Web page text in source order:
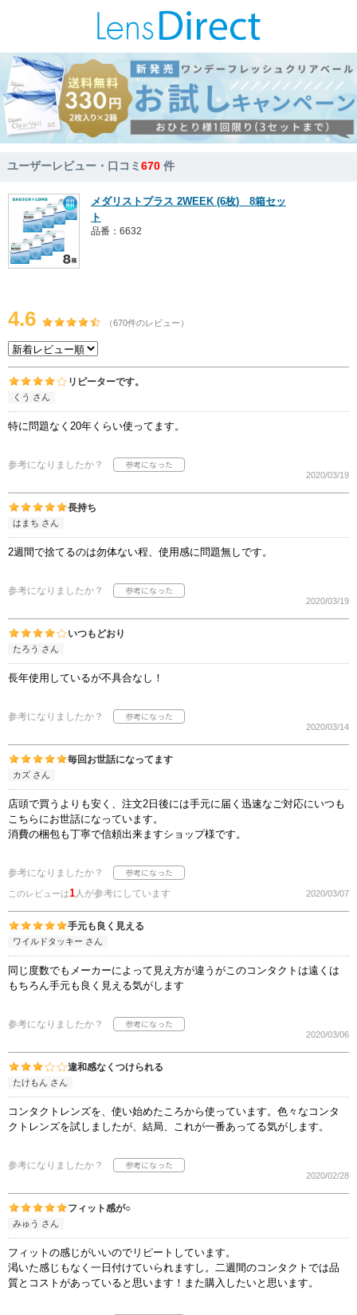
ユーザーレビュー・口コミ670 件
メダリストプラス 2WEEK (6枚) 8箱セッ
ト
品番：6632
4.6 （670件のレビュー）
リピーターです。
くう さん
特に問題なく20年くらい使ってます。
参考になりましたか？
2020/03/19
長持ち
はまち さん
2週間で捨てるのは勿体ない程、使用感に問題無しです。
参考になりましたか？
2020/03/19
いつもどおり
たろう さん
長年使用しているが不具合なし！
参考になりましたか？
2020/03/14
毎回お世話になってます
カズ さん
店頭で買うよりも安く、注文2日後には手元に届く迅速なご対応にいつも
こちらにお世話になっています。
消費の梱包も丁寧で信頼出来ますショップ様です。
参考になりましたか？
このレビューは1人が参考にしています 2020/03/07
手元も良く見える
ワイルドタッキー さん
同じ度数でもメーカーによって見え方が違うがこのコンタクトは遠くは
もちろん手元も良く見える気がします
参考になりましたか？
2020/03/06
違和感なくつけられる
たけもん さん
コンタクトレンズを、使い始めたころから使っています。色々なコンタ
クトレンズを試しましたが、結局、これが一番あってる気がします。
参考になりましたか？
2020/02/28
フィット感が○
みゅう さん
フィットの感じがいいのでリピートしています。
渇いた感じもなく一日付けていられますし。二週間のコンタクトでは品
質とコストがあっていると思います！また購入したいと思います。